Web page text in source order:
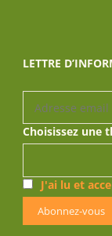
LETTRE
Choisissez une
J'ai lu et